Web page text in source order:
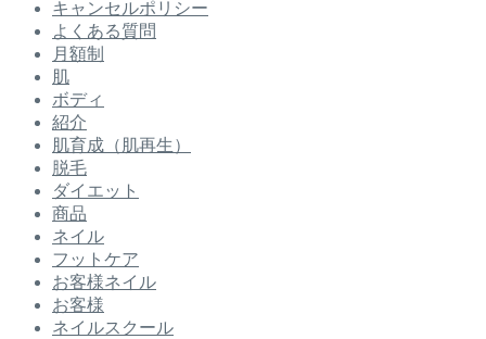
キャンセルポリシー
よくある質問
月額制
肌
ボディ
紹介
肌育成（肌再生）
脱毛
ダイエット
商品
ネイル
フットケア
お客様ネイル
お客様
ネイルスクール